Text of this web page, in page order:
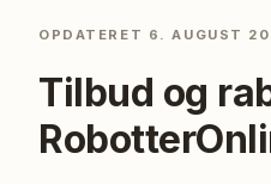
OPDATERET 6. AUGUST
Tilbud og